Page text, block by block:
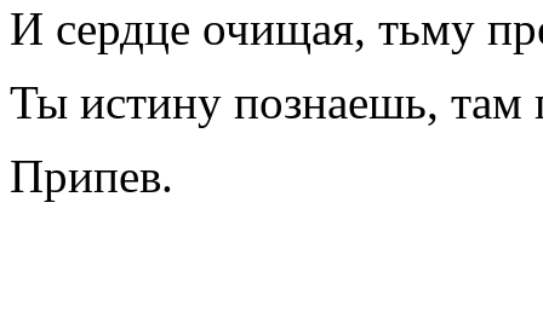
И сердце очищая, тьму
Ты истину познаешь, там
Припев.